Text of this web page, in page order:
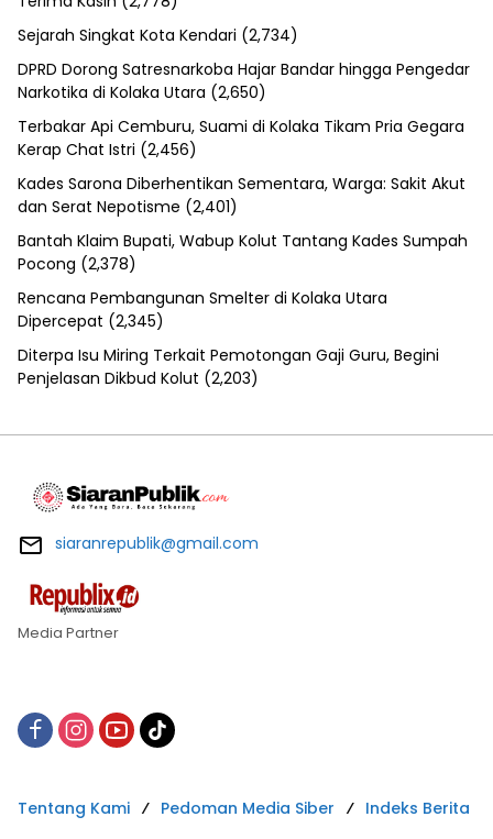
Sejarah Singkat Kota Kendari (2,734)
DPRD Dorong Satresnarkoba Hajar Bandar hingga Pengedar
Narkotika di Kolaka Utara (2,650)
Terbakar Api Cemburu, Suami di Kolaka Tikam Pria Gegara
Kerap Chat Istri (2,456)
Kades Sarona Diberhentikan Sementara, Warga: Sakit Akut
dan Serat Nepotisme (2,401)
Bantah Klaim Bupati, Wabup Kolut Tantang Kades Sumpah
Pocong (2,378)
Rencana Pembangunan Smelter di Kolaka Utara
Dipercepat (2,345)
Diterpa Isu Miring Terkait Pemotongan Gaji Guru, Begini
Penjelasan Dikbud Kolut (2,203)
siaranrepublik@gmail.com
Media Partner
Tentang Kami Pedoman Media Siber
Indeks Berita